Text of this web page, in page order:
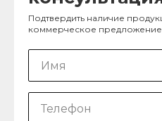
Подтвердить наличие
коммерческое